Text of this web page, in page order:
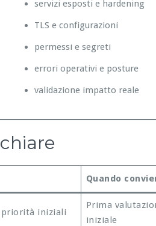
servizi esposti e hardening
TLS e configurazioni
permessi e segreti
errori operativi e posture
validazione impatto reale
Quando
priorità iniziali
Prima
iniziale